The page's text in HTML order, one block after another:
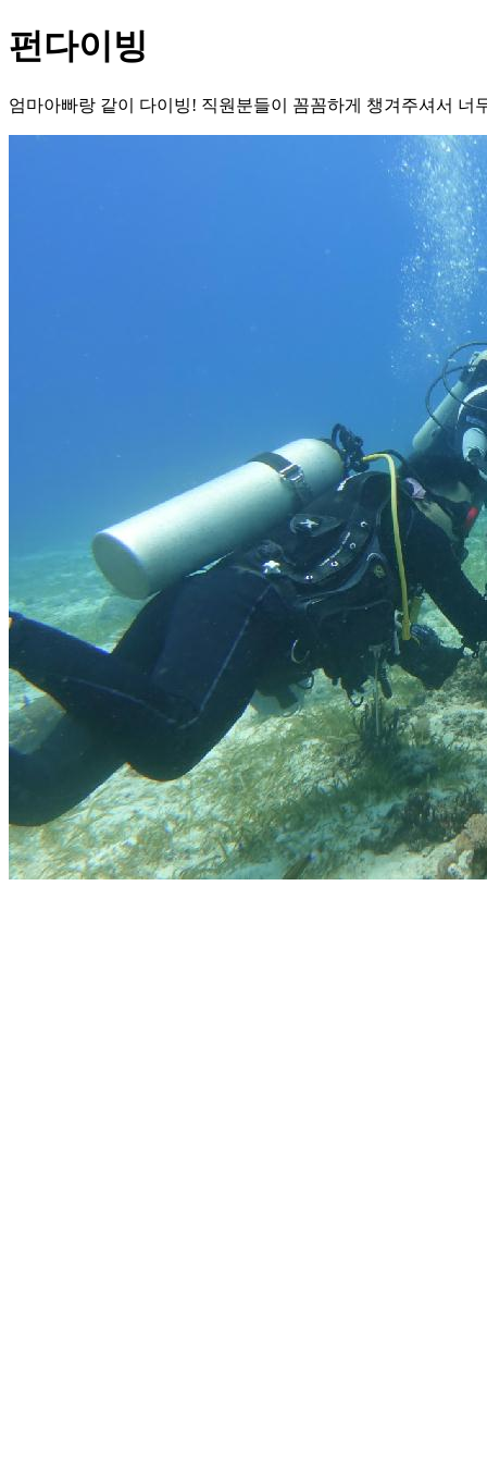
펀다이빙
엄마아빠랑 같이 다이빙! 직원분들이 꼼꼼하게 챙겨주셔서 너